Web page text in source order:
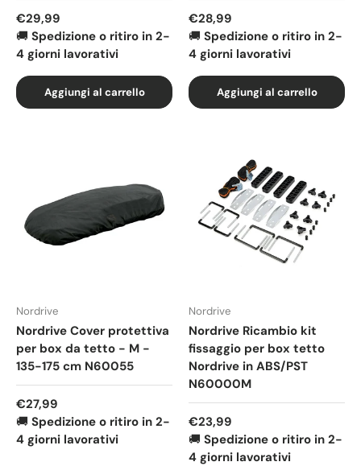
Prezzo normale
€29,99
🚚 Spedizione o ritiro in 2-
4 giorni lavorativi
Aggiungi al carrello
Prezzo normale
€28,99
🚚 Spedizione o ritiro in 2-
4 giorni lavorativi
Aggiungi al carrello
Nordrive
Nordrive Cover protettiva
per box da tetto - M -
135-175 cm N60055
Prezzo normale
€27,99
🚚 Spedizione o ritiro in 2-
4 giorni lavorativi
Nordrive
Nordrive Ricambio kit
fissaggio per box tetto
Nordrive in ABS/PST
N60000M
Prezzo normale
€23,99
🚚 Spedizione o ritiro in 2-
4 giorni lavorativi